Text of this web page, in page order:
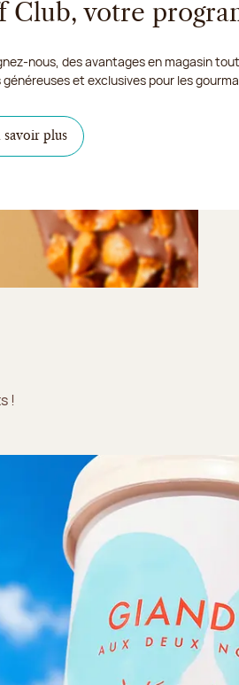
Club, votre
nous, des avantages en magasin
et exclusives pour les
savoir plus
!